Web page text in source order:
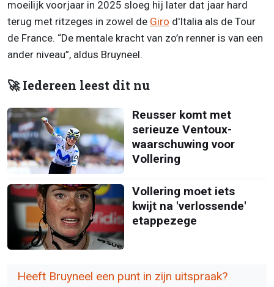
moeilijk voorjaar in 2025 sloeg hij later dat jaar hard
terug met ritzeges in zowel de Giro d'Italia als de Tour
de France. “De mentale kracht van zo’n renner is van een
ander niveau”, aldus Bruyneel.
🚀 Iedereen leest dit nu
Reusser komt met
serieuze Ventoux-
waarschuwing voor
Vollering
Vollering moet iets
kwijt na 'verlossende'
etappezege
Heeft Bruyneel een punt in zijn uitspraak?